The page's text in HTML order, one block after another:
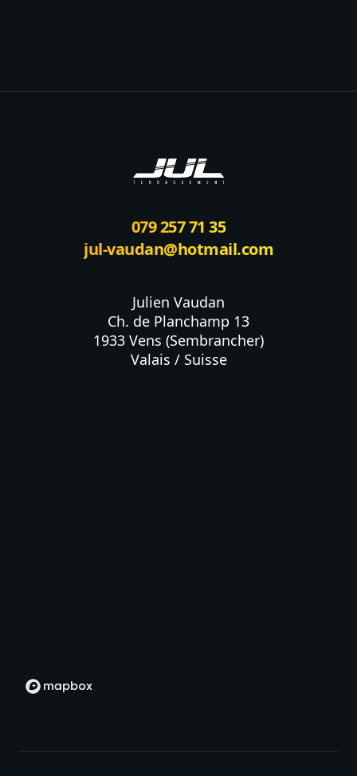
079 257 71 35
jul-vaudan@hotmail.com
Julien Vaudan
Ch. de Planchamp 13
1933 Vens (Sembrancher)
Valais / Suisse